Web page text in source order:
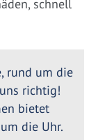
schnell
rund um die
richtig!
bietet
die Uhr.